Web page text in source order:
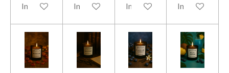
In den WarenkorbIn den WarenkorbIn den WarenkorbIn den